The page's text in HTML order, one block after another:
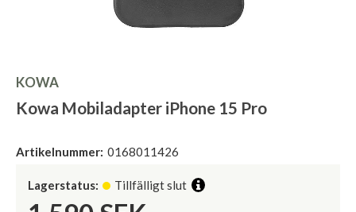
KOWA
Kowa Mobiladapter iPhone 15 Pro
Artikelnummer: 0168011426
Lagerstatus: Tillfälligt slut